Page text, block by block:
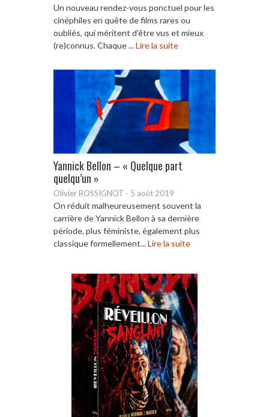
Un nouveau rendez-vous ponctuel pour les
cinéphiles en quête de films rares ou
oubliés, qui méritent d’être vus et mieux
(re)connus. Chaque ...Lire la suite
Yannick Bellon – « Quelque part
quelqu’un »
Olivier ROSSIGNOT - 5 août 2019
On réduit malheureusement souvent la
carrière de Yannick Bellon à sa dernière
période, plus féministe, également plus
classique formellement...Lire la suite